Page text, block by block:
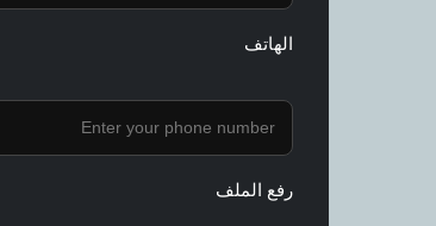
الهاتف
رفع الملف